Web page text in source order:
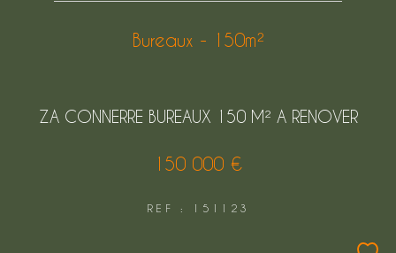
Bureaux - 150m²
ZA CONNERRE BUREAUX 150 M² A RENOVER
150 000 €
REF : 151123